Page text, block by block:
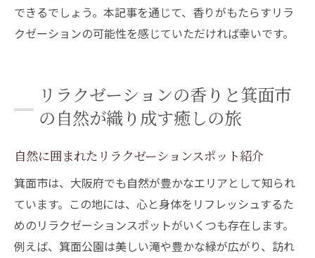
できるでしょう。本記事を通じて、香りがもたらすリラ
クゼーションの可能性を感じていただければ幸いです。
リラクゼーションの香りと箕面市
の自然が織り成す癒しの旅
自然に囲まれたリラクゼーションスポット紹介
箕面市は、大阪府でも自然が豊かなエリアとして知られ
ています。この地には、心と身体をリフレッシュするた
めのリラクゼーションスポットがいくつも存在します。
例えば、箕面公園は美しい滝や豊かな緑が広がり、訪れ